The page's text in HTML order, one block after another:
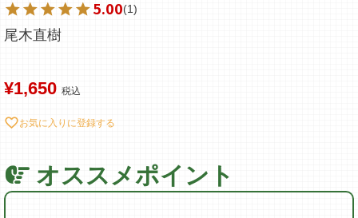
尾木直樹
お気に入りに登録する
¥1,650 税込
5.00 1